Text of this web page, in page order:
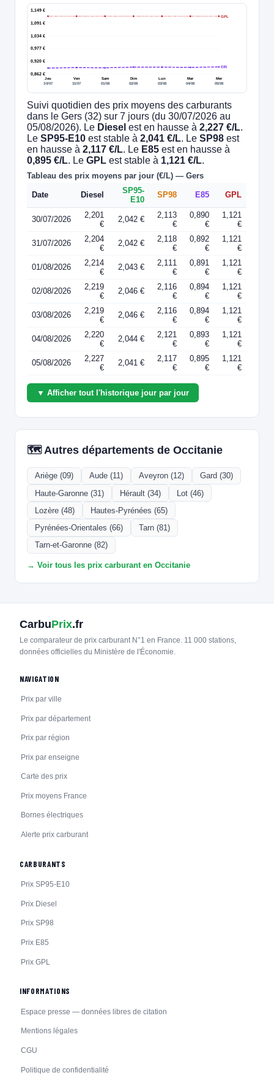
0,862 €
0,920 €
0,977 €
1,034 €
1,091 €
1,149 €
Jeu
30/07
Ven
31/07
Sam
01/08
Dim
02/08
Lun
03/08
Mar
04/08
Mer
05/08
E85
GPL
Suivi quotidien des prix moyens des carburants
dans le Gers (32) sur 7 jours (du 30/07/2026 au
05/08/2026). Le Diesel est en hausse à2,227 €/L.
LeSP95-E10 est stable à2,041 €/L. LeSP98 est
en hausse à2,117 €/L. Le E85 est en hausse à
0,895 €/L. LeGPL est stable à 1,121 €/L.
Tableau des prix moyens par jour (€/L) — Gers
Date Diesel
SP95-
E10
SP98 E85 GPL
30/07/2026
2,201
€
2,042 €
2,113
€
0,890
€
1,121
€
31/07/2026
2,204
€
2,042 €
2,118
€
0,892
€
1,121
€
01/08/2026
2,214
€
2,043 €
2,111
€
0,891
€
1,121
€
02/08/2026
2,219
€
2,046 €
2,116
€
0,894
€
1,121
€
03/08/2026
2,219
€
2,046 €
2,116
€
0,894
€
1,121
€
04/08/2026
2,220
€
2,044 €
2,121
€
0,893
€
1,121
€
05/08/2026
2,227
€
2,041 €
2,117
€
0,895
€
1,121
€
▼ Afficher tout l'historique jour par jour
🗺️ Autres départements de Occitanie
Ariège (09) Aude (11) Aveyron (12)
Gard (30)
Haute-Garonne (31)
Hérault (34)
Lot (46)
Lozère (48)
Hautes-Pyrénées (65)
Pyrénées-Orientales (66)
Tarn (81)
Tarn-et-Garonne (82)
→ Voir tous les prix carburant en Occitanie
CarbuPrix.fr
Le comparateur de prix carburant N°1 en France. 11 000 stations,
données officielles du Ministère de l'Économie.
NAVIGATION
Prix par ville
Prix par département
Prix par région
Prix par enseigne
Carte des prix
Prix moyens France
Bornes électriques
Alerte prix carburant
CARBURANTS
Prix SP95-E10
Prix Diesel
Prix SP98
Prix E85
Prix GPL
INFORMATIONS
Espace presse — données libres de citation
Mentions légales
CGU
Politique de confidentialité